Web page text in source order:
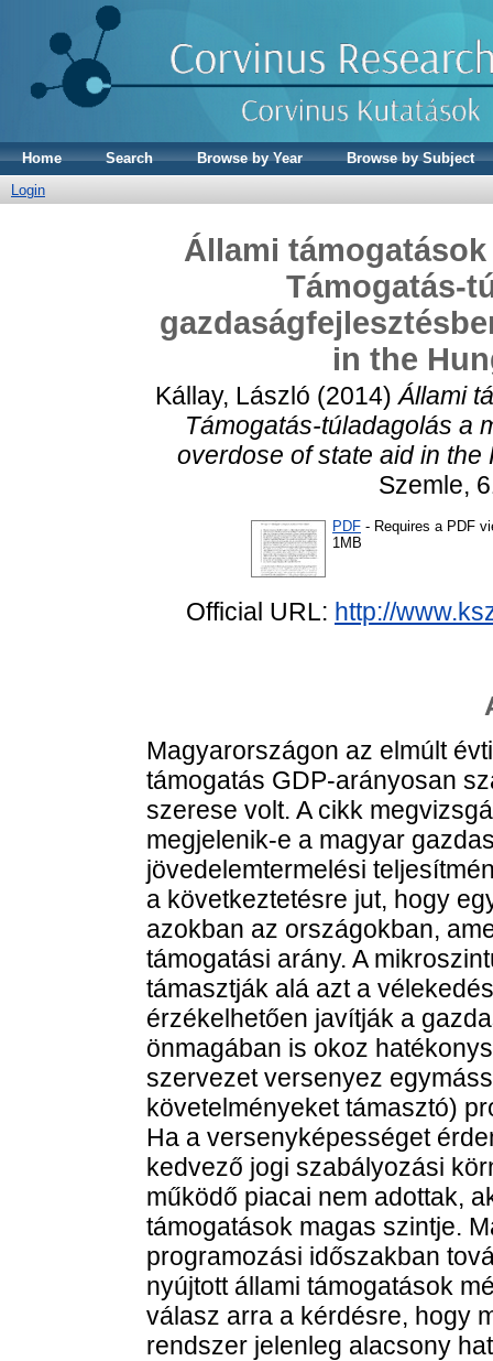
Home Search Browse by Year
Browse by Subject
Login
Állami
Támogatás-
in the
Kállay, László (2014)Állami
Támogatás-túladagolás a
overdose of state aid in
Szemle,
PDF - Requires a PDF
1MB
Official URL: http://
Magyarországon az elmúlt
támogatás GDP-arányosan
szerese volt. A cikk
megjelenik-e a magyar
jövedelemtermelési
a következtetésre jut, hogy
azokban az országokban,
támogatási arány. A
támasztják alá azt a
érzékelhetően javítják a
önmagában is okoz
szervezet versenyez
követelményeket támasztó)
Ha a versenyképességet
kedvező jogi szabályozási
működő piacai nem adottak,
támogatások magas szintje.
programozási időszakban
nyújtott állami támogatások
válasz arra a kérdésre, hogy
rendszer jelenleg alacsony